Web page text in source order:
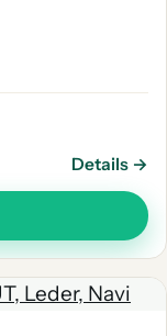
Details →